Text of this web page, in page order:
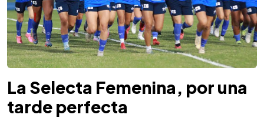
La Selecta Femenina, por una
tarde perfecta